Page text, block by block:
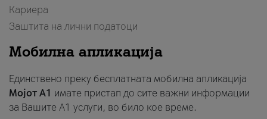
Кариера
Заштита на лични податоци
Мобилна апликација
Единствено преку бесплатната мобилна апликација
Мојот A1 имате пристап до сите важни информации
за Вашите A1 услуги, во било кое време.